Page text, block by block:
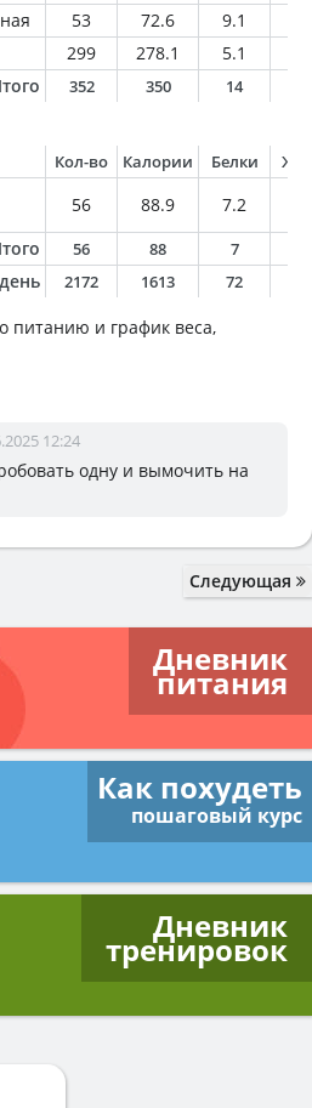
53 72.6 9.1
299 278.1 5.1
352 350 14
Кол-во Калории Белки
56 88.9 7.2
56 88 7
2172 1613 72
питанию и график веса,
12:24
одну и вымочить на
Следующая
Дневник
питания
Как похудеть
пошаговый курс
Дневник
тренировок